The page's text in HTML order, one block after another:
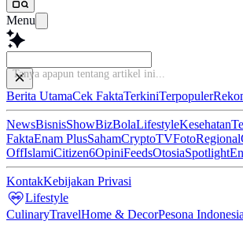
Menu
Tanya apa
Berita UtamaCek FaktaTerkiniTerpopuler
NewsBisnisShowBizBolaLifestyleKesehatan
FaktaEnam PlusSahamCryptoTVFotoRegional
OffIslamiCitizen6OpiniFeedsOtosiaSpotlight
KontakKebijakan Privasi
Lifestyle
CulinaryTravelHome & DecorPesona Indonesia